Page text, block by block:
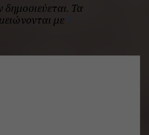
Τα
με *